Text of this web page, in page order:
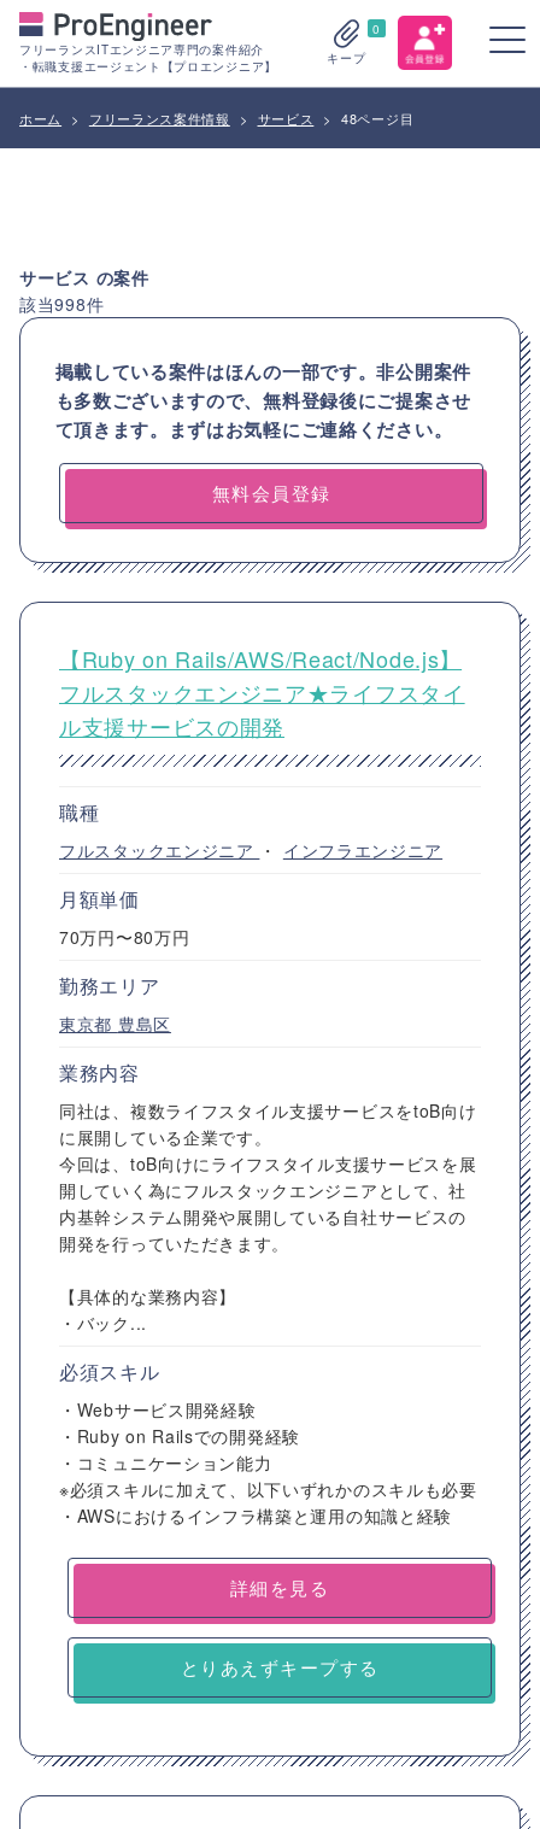
フリーランスITエンジニア専門の案件紹介
・転職支援エージェント【プロエンジニア】
0
キープ
ホーム > フリーランス案件情報 > サービス > 48ページ目
サービス の案件
該当998件
掲載している案件はほんの一部です。非公開案件
も多数ございますので、無料登録後にご提案させ
て頂きます。まずはお気軽にご連絡ください。
無料会員登録
【Ruby on Rails/AWS/React/Node.js】
フルスタックエンジニア★ライフスタイ
ル支援サービスの開発
職種
フルスタックエンジニア ・ インフラエンジニア
月額単価
70万円〜80万円
勤務エリア
東京都 豊島区
業務内容
同社は、複数ライフスタイル支援サービスをtoB向け
に展開している企業です。
今回は、toB向けにライフスタイル支援サービスを展
開していく為にフルスタックエンジニアとして、社
内基幹システム開発や展開している自社サービスの
開発を行っていただきます。
【具体的な業務内容】
・バック...
必須スキル
・Webサービス開発経験
・Ruby on Railsでの開発経験
・コミュニケーション能力
※必須スキルに加えて、以下いずれかのスキルも必要
・AWSにおけるインフラ構築と運用の知識と経験
詳細を見る
とりあえずキープする